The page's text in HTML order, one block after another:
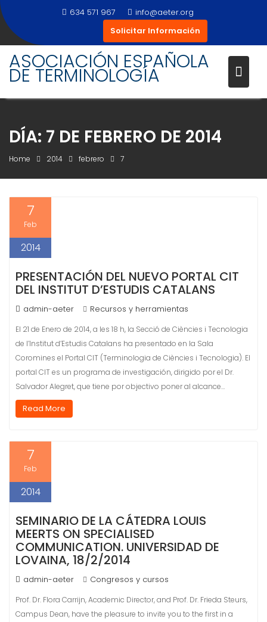
Skip
to
content
634 571 967
info@aeter.org
Solicitar Información
ASOCIACIÓN ESPAÑOLA
DE TERMINOLOGÍA
DÍA: 7 DE FEBRERO DE 2014
Home 2014 febrero 7
7
Feb
2014
PRESENTACIÓN DEL NUEVO PORTAL CIT
DEL INSTITUT D’ESTUDIS CATALANS
admin-aeter Recursos y herramientas
El 21 de Enero de 2014, a les 18 h, la Secció de Ciències i Tecnologia
de l’Institut d’Estudis Catalans ha presentado en la Sala
Coromines el Portal CIT (Terminologia de Ciències i Tecnologia). El
portal CIT es un programa de investigación, dirigido por el Dr.
Salvador Alegret, que tiene por objectivo poner al alcance…
Read More
7
Feb
2014
SEMINARIO DE LA CÁTEDRA LOUIS
MEERTS ON SPECIALISED
COMMUNICATION. UNIVERSIDAD DE
LOVAINA, 18/2/2014
admin-aeter Congresos y cursos
Prof. Dr. Flora Carrijn, Academic Director, and Prof. Dr. Frieda Steurs,
Campus Dean, have the pleasure to invite you to the first in a